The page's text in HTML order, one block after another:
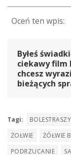
Byłeś
ciekawy film
chcesz
bieżących
Tagi:
ŻOŁWIE
ŻÓŁWIE
PODRZUCANIE